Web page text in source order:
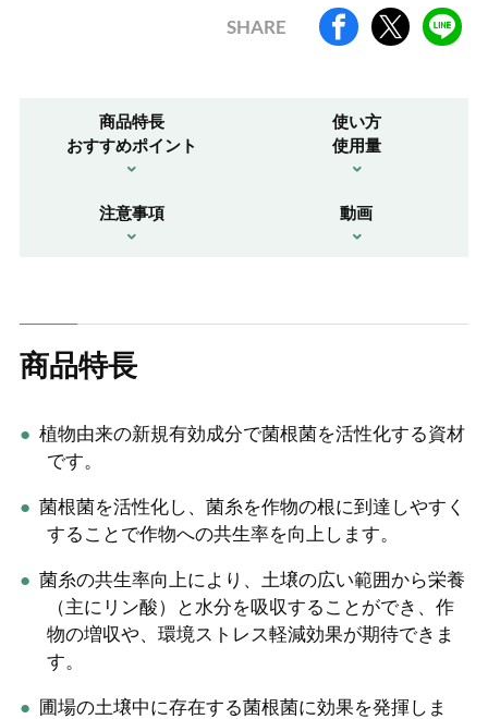
SHARE
商品特長
おすすめポイント
使い方
使用量
注意事項 動画
商品特長
植物由来の新規有効成分で菌根菌を活性化する資材
です。
菌根菌を活性化し、菌糸を作物の根に到達しやすく
することで作物への共生率を向上します。
菌糸の共生率向上により、土壌の広い範囲から栄養
（主にリン酸）と水分を吸収することができ、作
物の増収や、環境ストレス軽減効果が期待できま
す。
圃場の土壌中に存在する菌根菌に効果を発揮しま